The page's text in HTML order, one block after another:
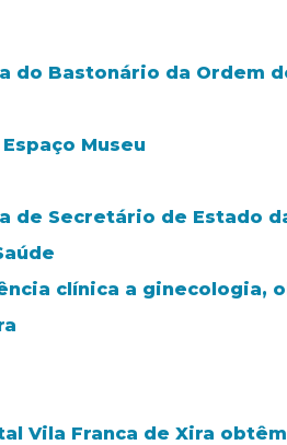
do Bastonário da Ordem
Museu
de Secretário de Estado
clínica a
Vila Franca de Xira